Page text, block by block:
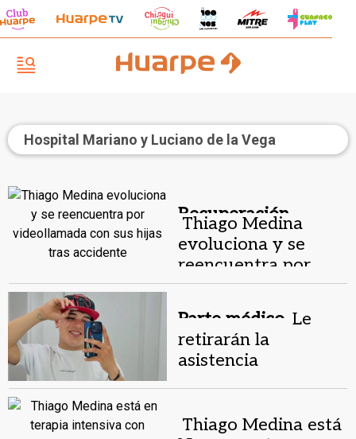
Hospital Mariano y Luciano de la Vega
Recuperación.
Thiago Medina
evoluciona y se
reencuentra por
videollamada con
sus hijas tras
Parte médico. Le
retirarán la
asistencia
Thiago Medina está